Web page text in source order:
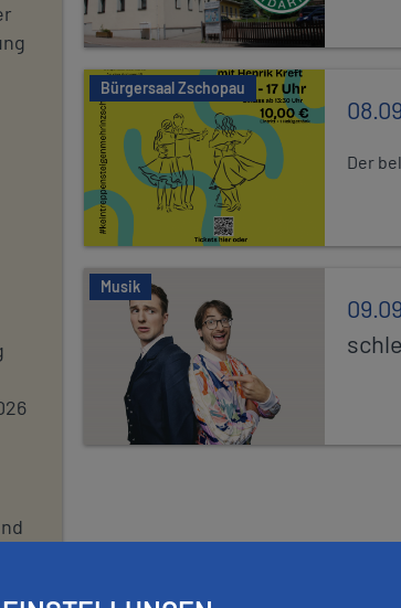
Bürgersaal Zschopau
Der
Musik
P
G